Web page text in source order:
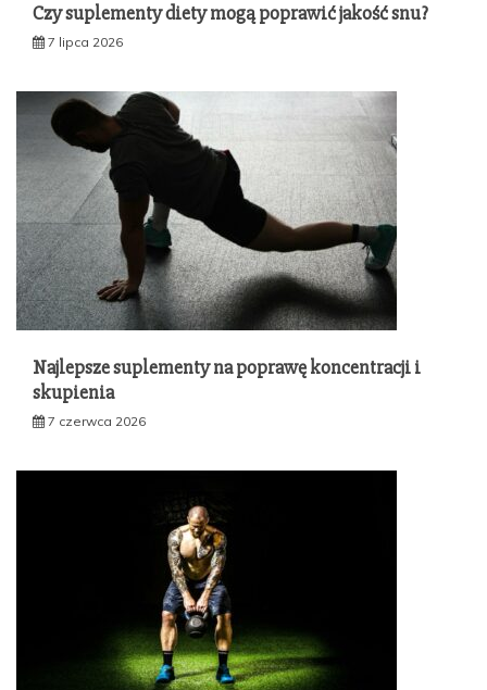
Czy suplementy diety mogą poprawić jakość snu?
7 lipca 2026
Najlepsze suplementy na poprawę koncentracji i
skupienia
7 czerwca 2026